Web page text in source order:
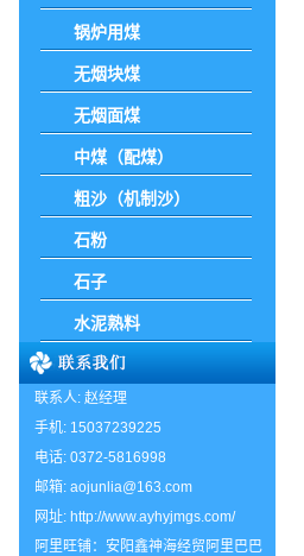
锅炉用煤
无烟块煤
无烟面煤
中煤（配煤）
粗沙（机制沙）
石粉
石子
水泥熟料
联系人: 赵经理
手机: 15037239225
电话: 0372-5816998
邮箱: aojunlia@163.com
网址: http://www.ayhyjmgs.com/
阿里旺铺： 安阳鑫神海经贸阿里巴巴